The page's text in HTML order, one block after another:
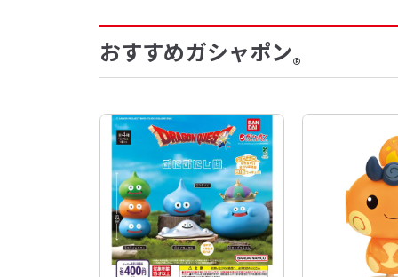
おすすめガシャポン®